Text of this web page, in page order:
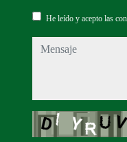
He leído y acepto las
mensaje
Captcha